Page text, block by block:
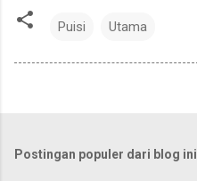
Puisi Utama
Postingan populer dari blog ini